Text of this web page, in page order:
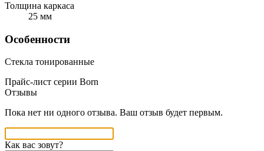
Толщина каркаса
25 мм
Особенности
Стекла тонированные
Прайс-лист серии Born
Отзывы
Пока нет ни одного отзыва. Ваш отзыв будет первым.
Как вас зовут?